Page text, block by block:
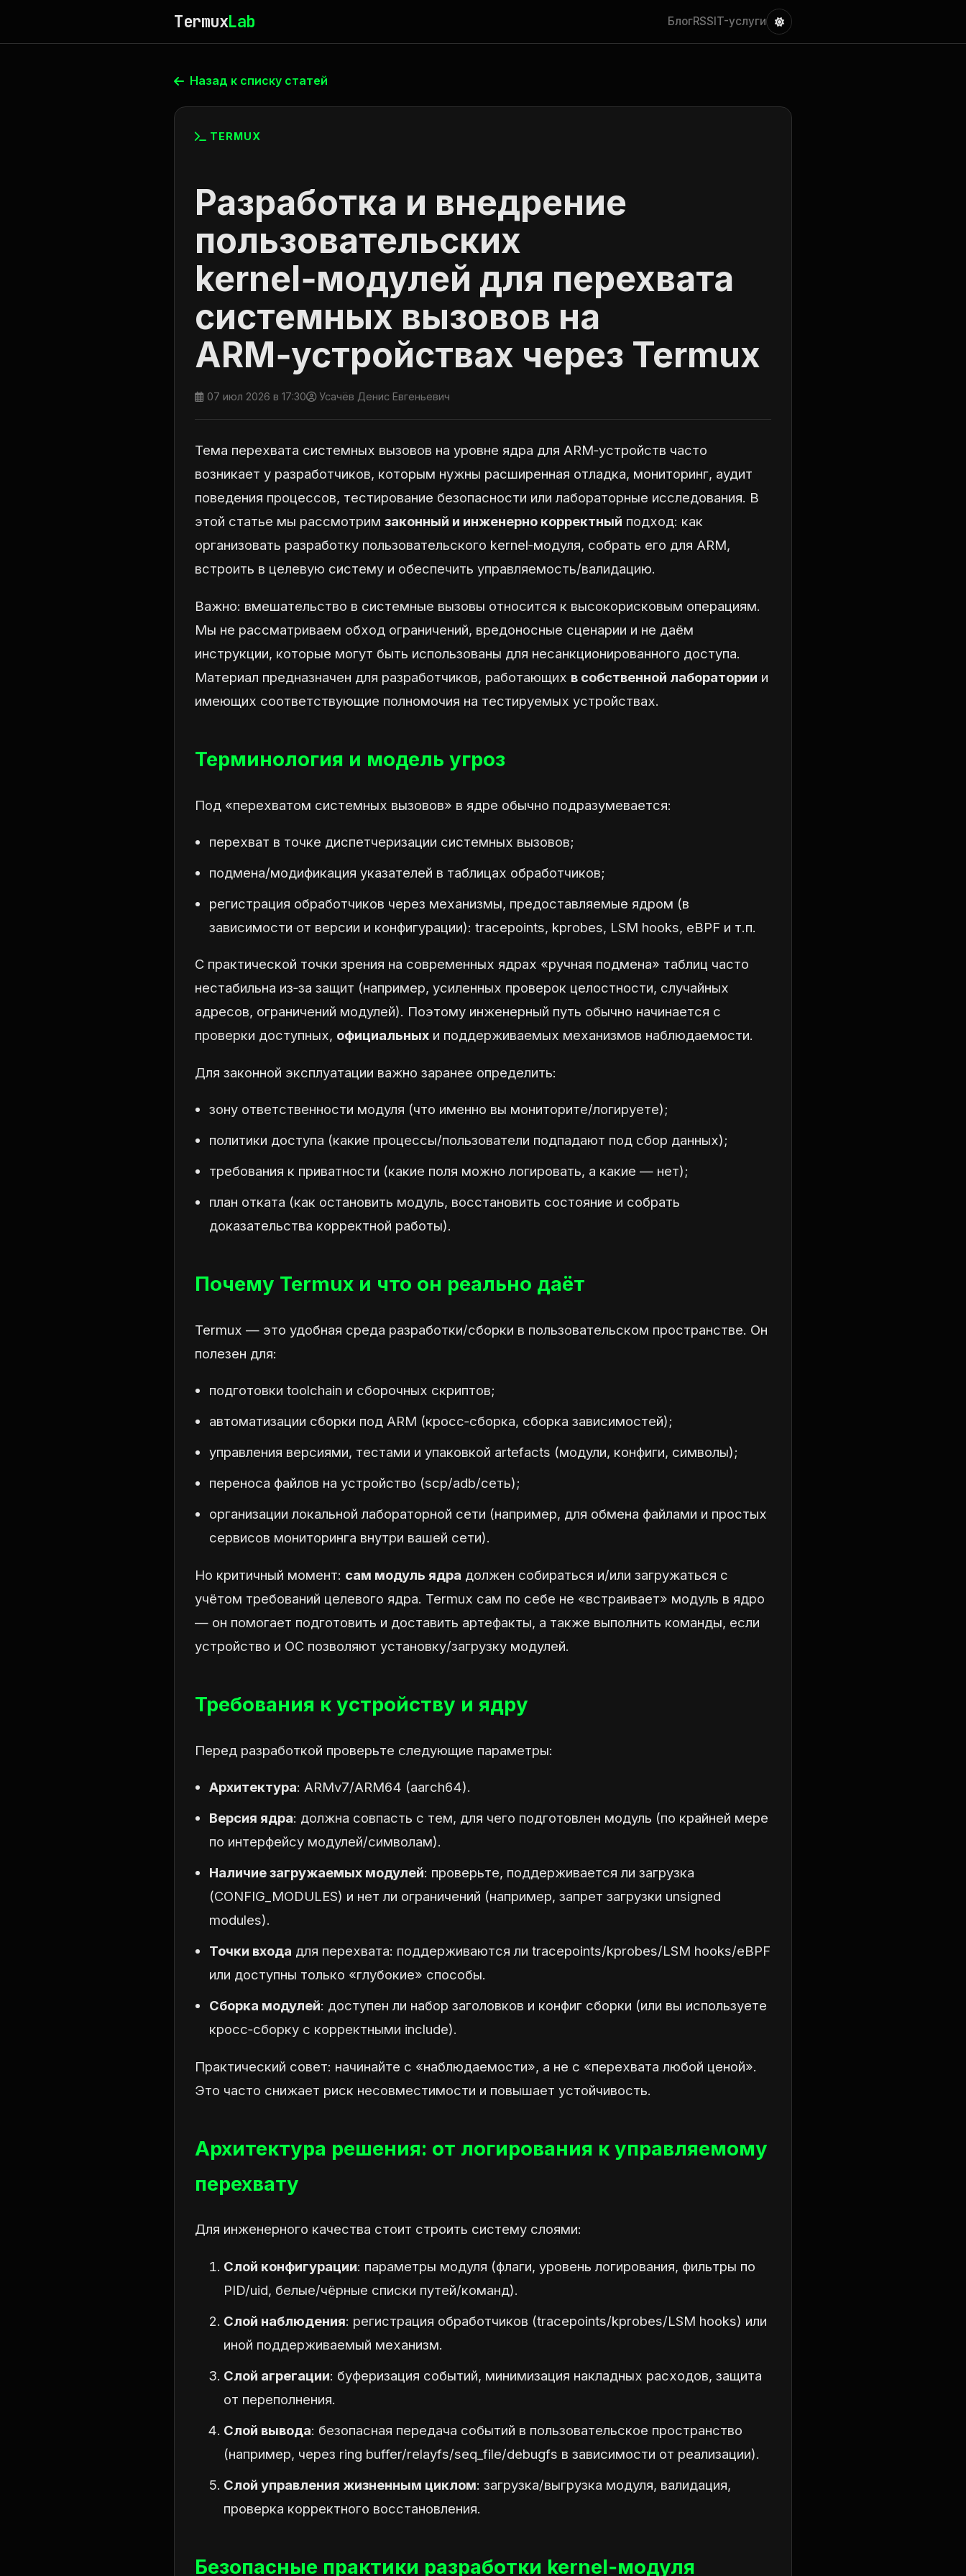
TermuxLab БлогRSSIT-услуги
Назад к списку статей
TERMUX
Разработка и внедрение
пользовательских
kernel‑модулей для перехвата
системных вызовов на
ARM‑устройствах через Termux
07 июл 2026 в 17:30 Усачёв Денис Евгеньевич
Тема перехвата системных вызовов на уровне ядра для ARM‑устройств часто
возникает у разработчиков, которым нужны расширенная отладка, мониторинг, аудит
поведения процессов, тестирование безопасности или лабораторные исследования. В
этой статье мы рассмотрим законный и инженерно корректный подход: как
организовать разработку пользовательского kernel‑модуля, собрать его для ARM,
встроить в целевую систему и обеспечить управляемость/валидацию.
Важно: вмешательство в системные вызовы относится к высокорисковым операциям.
Мы не рассматриваем обход ограничений, вредоносные сценарии и не даём
инструкции, которые могут быть использованы для несанкционированного доступа.
Материал предназначен для разработчиков, работающих в собственной лаборатории и
имеющих соответствующие полномочия на тестируемых устройствах.
Терминология и модель угроз
Под «перехватом системных вызовов» в ядре обычно подразумевается:
перехват в точке диспетчеризации системных вызовов;
подмена/модификация указателей в таблицах обработчиков;
регистрация обработчиков через механизмы, предоставляемые ядром (в
зависимости от версии и конфигурации): tracepoints, kprobes, LSM hooks, eBPF и т.п.
С практической точки зрения на современных ядрах «ручная подмена» таблиц часто
нестабильна из‑за защит (например, усиленных проверок целостности, случайных
адресов, ограничений модулей). Поэтому инженерный путь обычно начинается с
проверки доступных, официальных и поддерживаемых механизмов наблюдаемости.
Для законной эксплуатации важно заранее определить:
зону ответственности модуля (что именно вы мониторите/логируете);
политики доступа (какие процессы/пользователи подпадают под сбор данных);
требования к приватности (какие поля можно логировать, а какие — нет);
план отката (как остановить модуль, восстановить состояние и собрать
доказательства корректной работы).
Почему Termux и что он реально даёт
Termux — это удобная среда разработки/сборки в пользовательском пространстве. Он
полезен для:
подготовки toolchain и сборочных скриптов;
автоматизации сборки под ARM (кросс‑сборка, сборка зависимостей);
управления версиями, тестами и упаковкой artefacts (модули, конфиги, символы);
переноса файлов на устройство (scp/adb/сеть);
организации локальной лабораторной сети (например, для обмена файлами и простых
сервисов мониторинга внутри вашей сети).
Но критичный момент: сам модуль ядра должен собираться и/или загружаться с
учётом требований целевого ядра. Termux сам по себе не «встраивает» модуль в ядро
— он помогает подготовить и доставить артефакты, а также выполнить команды, если
устройство и ОС позволяют установку/загрузку модулей.
Требования к устройству и ядру
Перед разработкой проверьте следующие параметры:
Архитектура: ARMv7/ARM64 (aarch64).
Версия ядра: должна совпасть с тем, для чего подготовлен модуль (по крайней мере
по интерфейсу модулей/символам).
Наличие загружаемых модулей: проверьте, поддерживается ли загрузка
(CONFIG_MODULES) и нет ли ограничений (например, запрет загрузки unsigned
modules).
Точки входа для перехвата: поддерживаются ли tracepoints/kprobes/LSM hooks/eBPF
или доступны только «глубокие» способы.
Сборка модулей: доступен ли набор заголовков и конфиг сборки (или вы используете
кросс‑сборку с корректными include).
Практический совет: начинайте с «наблюдаемости», а не с «перехвата любой ценой».
Это часто снижает риск несовместимости и повышает устойчивость.
Архитектура решения: от логирования к управляемому
перехвату
Для инженерного качества стоит строить систему слоями:
Слой конфигурации: параметры модуля (флаги, уровень логирования, фильтры по
PID/uid, белые/чёрные списки путей/команд).
Слой наблюдения: регистрация обработчиков (tracepoints/kprobes/LSM hooks) или
иной поддерживаемый механизм.
Слой агрегации: буферизация событий, минимизация накладных расходов, защита
от переполнения.
Слой вывода: безопасная передача событий в пользовательское пространство
(например, через ring buffer/relayfs/seq_file/debugfs в зависимости от реализации).
Слой управления жизненным циклом: загрузка/выгрузка модуля, валидация,
проверка корректного восстановления.
Безопасные практики разработки kernel‑модуля